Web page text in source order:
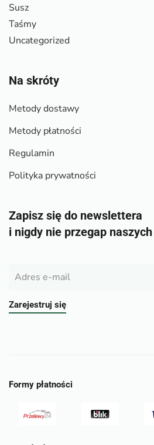
Susz
Taśmy
Uncategorized
Na skróty
Metody dostawy
Metody płatności
Regulamin
Polityka prywatności
Zapisz się do newslettera
i nigdy nie przegap
Zarejestruj się
Formy płatności